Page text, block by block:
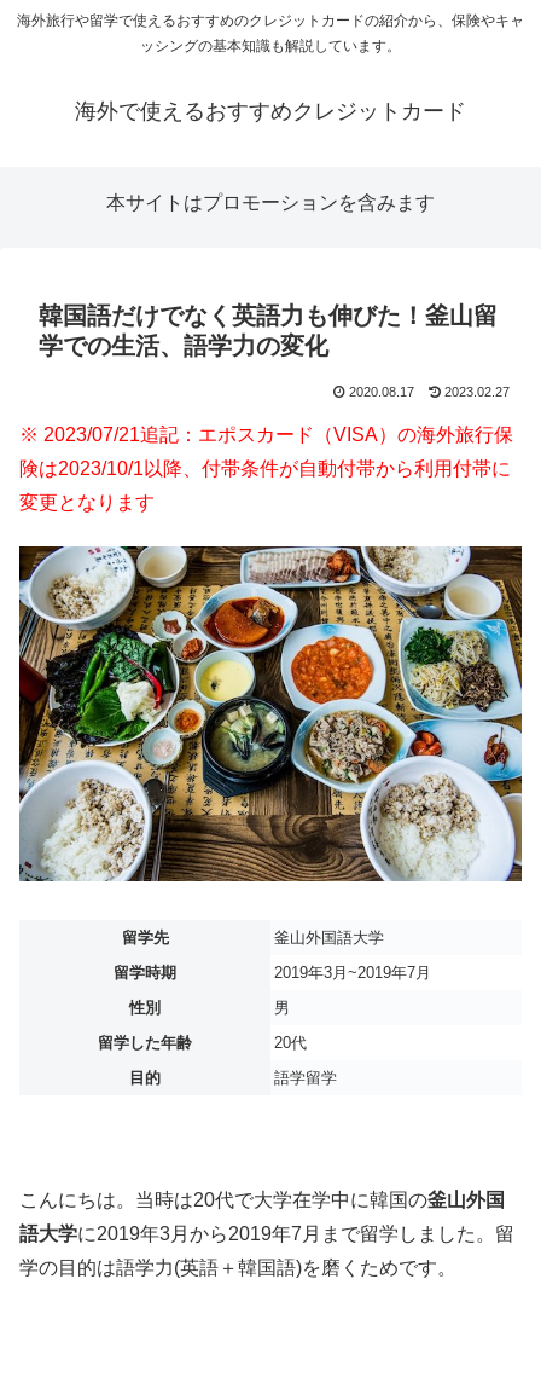
海外旅行や留学で使えるおすすめのクレジットカードの紹介から、保険やキャ
ッシングの基本知識も解説しています。
海外で使えるおすすめクレジットカード
本サイトはプロモーションを含みます
韓国語だけでなく英語力も伸びた！釜山留
学での生活、語学力の変化
2020.08.17 2023.02.27
※ 2023/07/21追記：エポスカード（VISA）の海外旅行保
険は2023/10/1以降、付帯条件が自動付帯から利用付帯に
変更となります
留学先
釜山外国語大学
留学時期
2019年3月~2019年7月
性別
男
留学した年齢
20代
目的
語学留学
こんにちは。当時は20代で大学在学中に韓国の釜山外国
語大学に2019年3月から2019年7月まで留学しました。 留
学の目的は語学力(英語＋韓国語)を磨くためです。